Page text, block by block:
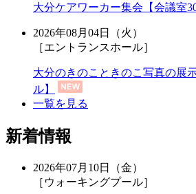
大分ケアワーカー集会【会議室
2026年08月04日（火）
［エントランスホール］
大分のきのこときのこ写真の展
ル】
一覧を見る
新着情報
2026年07月10日（金）
［ウォーキングプール］